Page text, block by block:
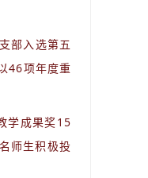
部入选第五
46项年度重
学成果奖15
师生积极投